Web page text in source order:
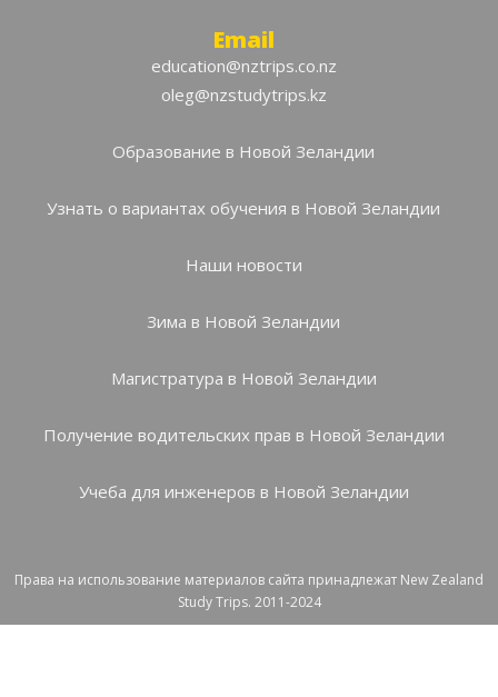
Email
education@nztrips.co.nz
oleg@nzstudytrips.kz
Образование в Новой Зеландии
Узнать о вариантах обучения в Новой Зеландии
Наши новости
Зима в Новой Зеландии
Магистратура в Новой Зеландии
Получение водительских прав в Новой Зеландии
Учеба для инженеров в Новой Зеландии
Права на использование материалов сайта принадлежат New Zealand
Study Trips. 2011-2024